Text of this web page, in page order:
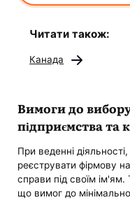
Читати також:
Канада
Вимоги до
підприємства та
При веденні
реєструвати фірмову
справи під своїм
що вимог до